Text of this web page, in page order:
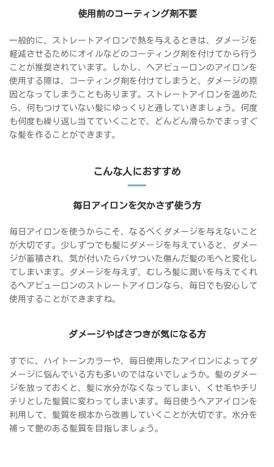
使用前のコーティング剤不要
一般的に、ストレートアイロンで熱を与えるときは、ダメージを
軽減させるためにオイルなどのコーティング剤を付けてから行う
ことが推奨されています。しかし、ヘアビューロンのアイロンを
使用する際は、コーティング剤を付けてしまうと、ダメージの原
因となってしまうこともあります。ストレートアイロンを温めた
ら、何もつけていない髪にゆっくりと通していきましょう。何度
も何度も繰り返し当てていくことで、どんどん滑らかでまっすぐ
な髪を作ることができます。
こんな人におすすめ
毎日アイロンを欠かさず使う方
毎日アイロンを使うからこそ、なるべくダメージを与えないこと
が大切です。少しずつでも髪にダメージを与えていると、ダメー
ジが蓄積され、気が付いたらパサついた傷んだ髪の毛へと変化し
てしまいます。ダメージを与えず、むしろ髪に潤いを与えてくれ
るヘアビューロンのストレートアイロンなら、毎日でも安心して
使用することができますね。
ダメージやぱさつきが気になる方
すでに、ハイトーンカラーや、毎日使用したアイロンによってダ
メージに悩んでいる方も多いのではないでしょうか。髪のダメー
ジを放っておくと、髪に水分がなくなってしまい、くせ毛やチリ
チリとした髪質に変わってしまいます。毎日使うヘアアイロンを
利用して、髪質を根本から改善していくことが大切です。水分を
補って艶のある髪質を目指しましょう。